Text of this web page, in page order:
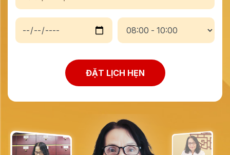
ĐẶT LỊCH HẸN